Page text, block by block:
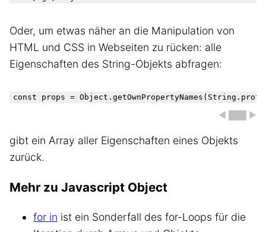
Oder, um etwas näher an die Manipulation von
HTML und CSS in Webseiten zu rücken: alle
Eigenschaften des String-Objekts abfragen:
◀ ███ ▶
gibt ein Array aller Eigenschaften eines Objekts
zurück.
Mehr zu Javascript Object
for in ist ein Sonderfall des for-Loops für die